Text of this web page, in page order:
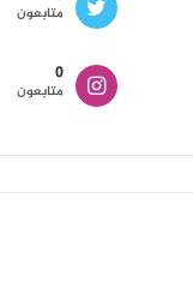
متابعون
0
متابعون